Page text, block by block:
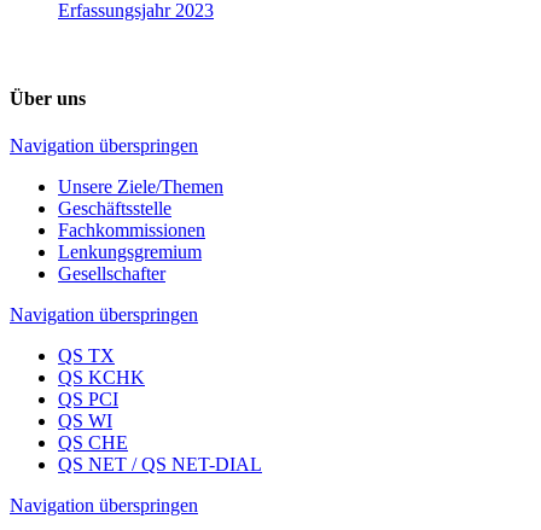
Erfassungsjahr 2023
Über uns
Navigation überspringen
Unsere Ziele/Themen
Geschäftsstelle
Fachkommissionen
Lenkungsgremium
Gesellschafter
Navigation überspringen
QS TX
QS KCHK
QS PCI
QS WI
QS CHE
QS NET / QS NET-DIAL
Navigation überspringen